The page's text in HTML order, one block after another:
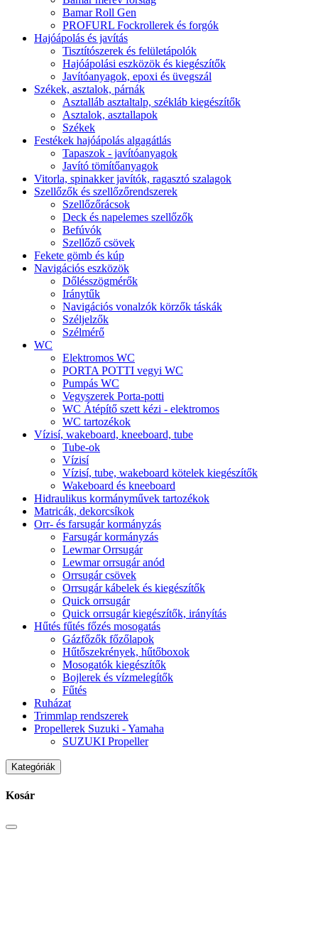
Bamar Roll Gen
PROFURL Fockrollerek és forgók
Hajóápolás és javítás
Tisztítószerek és felületápolók
Hajóápolási eszközök és kiegészítők
Javítóanyagok, epoxi és üvegszál
Székek, asztalok, párnák
Asztalláb asztaltalp, székláb kiegészítők
Asztalok, asztallapok
Székek
Festékek hajóápolás algagátlás
Tapaszok - javítóanyagok
Javító tömítőanyagok
Vitorla, spinakker javítók, ragasztó szalagok
Szellőzők és szellőzőrendszerek
Szellőzőrácsok
Deck és napelemes szellőzők
Befúvók
Szellőző csövek
Fekete gömb és kúp
Navigációs eszközök
Dőlésszögmérők
Iránytűk
Navigációs vonalzók körzők táskák
Széljelzők
Szélmérő
WC
Elektromos WC
PORTA POTTI vegyi WC
Pumpás WC
Vegyszerek Porta-potti
WC Átépítő szett kézi - elektromos
WC tartozékok
Vízisí, wakeboard, kneeboard, tube
Tube-ok
Vízisí
Vízisí, tube, wakeboard kötelek kiegészítők
Wakeboard és kneeboard
Hidraulikus kormányművek tartozékok
Matricák, dekorcsíkok
Orr- és farsugár kormányzás
Farsugár kormányzás
Lewmar Orrsugár
Lewmar orrsugár anód
Orrsugár csövek
Orrsugár kábelek és kiegészítők
Quick orrsugár
Quick orrsugár kiegészítők, irányítás
Hűtés fűtés főzés mosogatás
Gázfőzők főzőlapok
Hűtőszekrények, hűtőboxok
Mosogatók kiegészítők
Bojlerek és vízmelegítők
Fűtés
Ruházat
Trimmlap rendszerek
Propellerek Suzuki - Yamaha
SUZUKI Propeller
Kategóriák
Kosár